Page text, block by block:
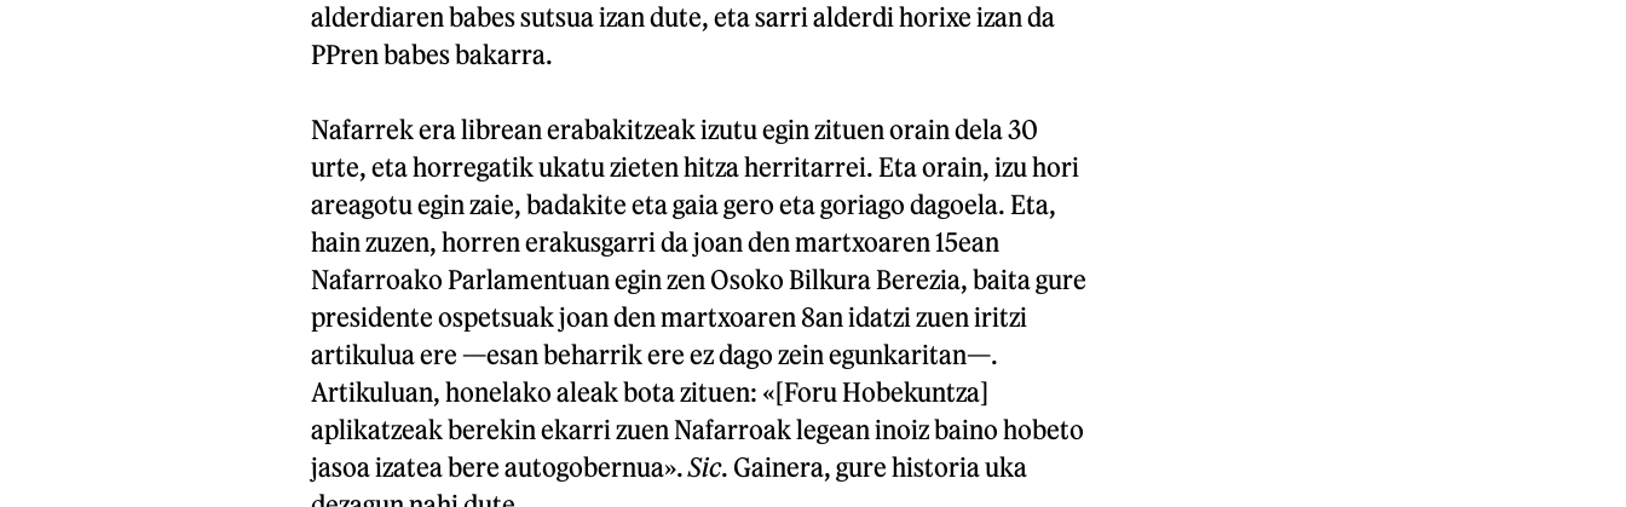
alderdiaren babes sutsua izan dute, eta sarri alderdi horixe izan da
PPren babes bakarra.
Nafarrek era librean erabakitzeak izutu egin zituen orain dela 30
urte, eta horregatik ukatu zieten hitza herritarrei. Eta orain, izu hori
areagotu egin zaie, badakite eta gaia gero eta goriago dagoela. Eta,
hain zuzen, horren erakusgarri da joan den martxoaren 15ean
Nafarroako Parlamentuan egin zen Osoko Bilkura Berezia, baita gure
presidente ospetsuak joan den martxoaren 8an idatzi zuen iritzi
artikulua ere —esan beharrik ere ez dago zein egunkaritan—.
Artikuluan, honelako aleak bota zituen: «[Foru Hobekuntza]
aplikatzeak berekin ekarri zuen Nafarroak legean inoiz baino hobeto
jasoa izatea bere autogobernua».Sic. Gainera, gure historia uka